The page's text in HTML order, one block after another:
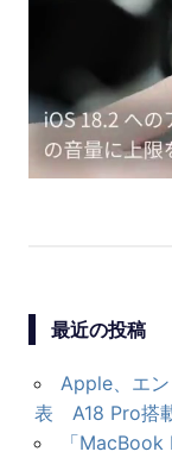
ョ
ン
最近の投稿
Apple、エ
表 A18 Pro搭
「